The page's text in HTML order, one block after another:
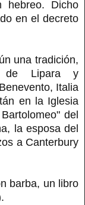
hebreo. Dicho
en el decreto
una tradición,
de Lipara y
Italia
en la Iglesia
del
la esposa del
a Canterbury
barba, un libro